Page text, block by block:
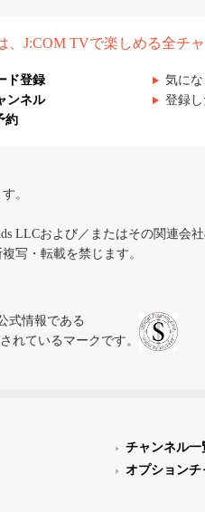
、J:COM TVで楽しめる全チ
ド登録 気に
ンネル 登録
約
。
LLCおよび／またはその関連会
写・転載を禁じます。
式情報である
れているマークです。
チャンネル一
オプションチ